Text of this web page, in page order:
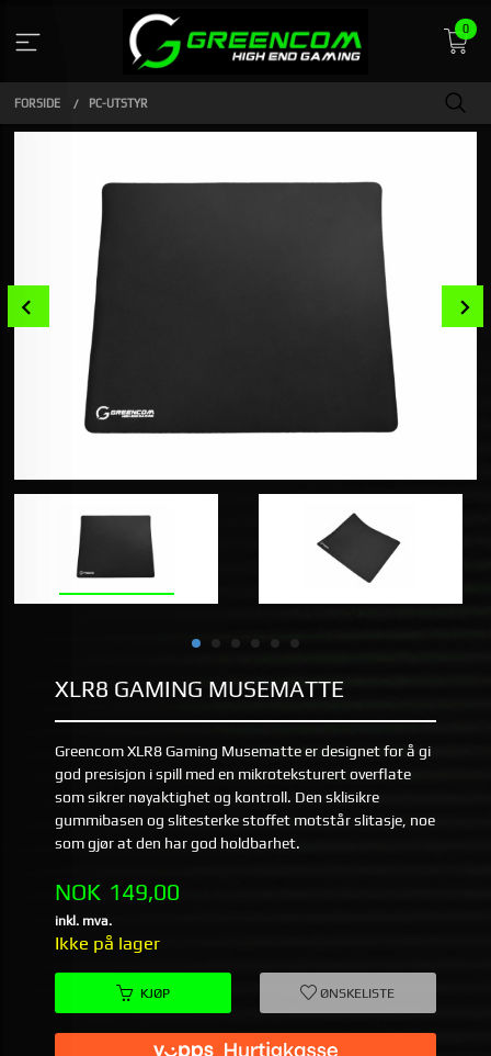
innholdet
0
FORSIDE PC-UTSTYR
XLR8 GAMING MUSEMATTE
Greencom XLR8 Gaming Musematte er designet for å gi
god presisjon i spill med en mikroteksturert overflate
som sikrer nøyaktighet og kontroll. Den sklisikre
gummibasen og slitesterke stoffet motstår slitasje, noe
som gjør at den har god holdbarhet.
Pris
NOK 149,00
inkl. mva.
Ikke på lager
KJØP ØNSKELISTE